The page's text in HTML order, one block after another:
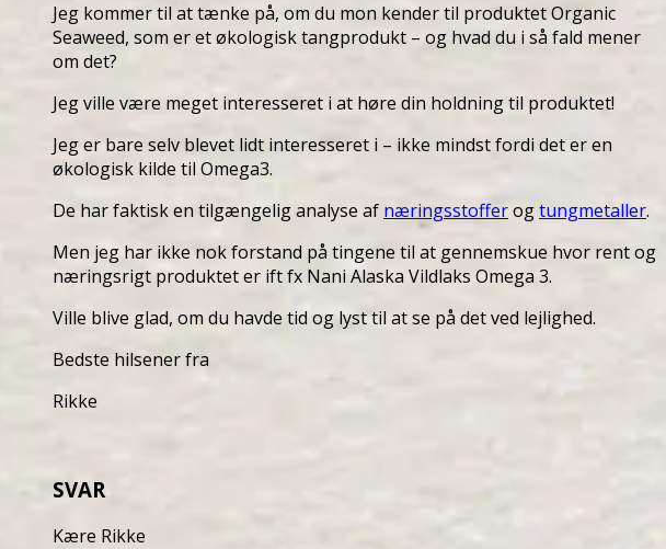
Jeg kommer til at tænke på, om du mon kender til produktet Organic
Seaweed, som er et økologisk tangprodukt – og hvad du i så fald mener
om det?
Jeg ville være meget interesseret i at høre din holdning til produktet!
Jeg er bare selv blevet lidt interesseret i – ikke mindst fordi det er en
økologisk kilde til Omega3.
De har faktisk en tilgængelig analyse af næringsstofferogtungmetaller.
Men jeg har ikke nok forstand på tingene til at gennemskue hvor rent og
næringsrigt produktet er ift fx Nani Alaska Vildlaks Omega 3.
Ville blive glad, om du havde tid og lyst til at se på det ved lejlighed.
Bedste hilsener fra
Rikke
SVAR
Kære Rikke